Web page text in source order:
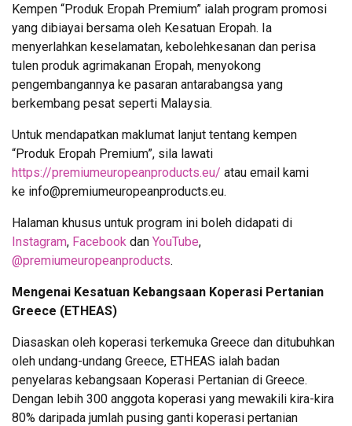
Kempen “Produk Eropah Premium” ialah program promosi
yang dibiayai bersama oleh Kesatuan Eropah. Ia
menyerlahkan keselamatan, kebolehkesanan dan perisa
tulen produk agrimakanan Eropah, menyokong
pengembangannya ke pasaran antarabangsa yang
berkembang pesat seperti Malaysia.
Untuk mendapatkan maklumat lanjut tentang kempen
“Produk Eropah Premium”, sila lawati
https://premiumeuropeanproducts.eu/ atau email kami
ke info@premiumeuropeanproducts.eu.
Halaman khusus untuk program ini boleh didapati di
Instagram, Facebook dan YouTube,
@premiumeuropeanproducts.
Mengenai Kesatuan Kebangsaan Koperasi Pertanian
Greece (ETHEAS)
Diasaskan oleh koperasi terkemuka Greece dan ditubuhkan
oleh undang-undang Greece, ETHEAS ialah badan
penyelaras kebangsaan Koperasi Pertanian di Greece.
Dengan lebih 300 anggota koperasi yang mewakili kira-kira
80% daripada jumlah pusing ganti koperasi pertanian